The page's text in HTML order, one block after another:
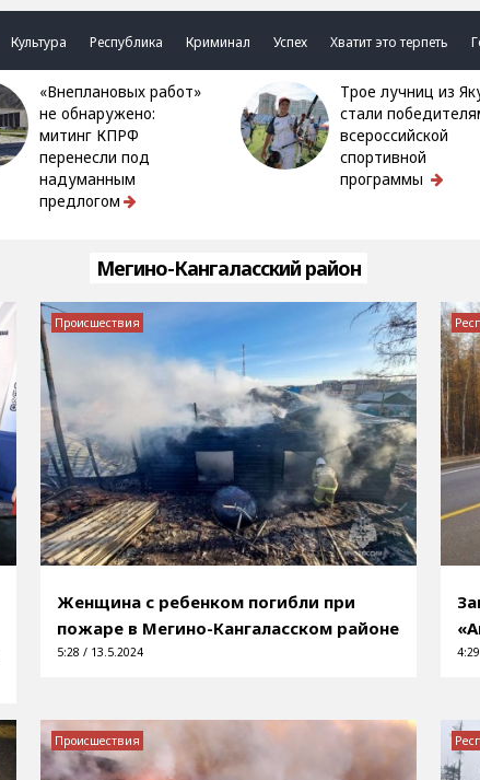
Культура Республика Криминал Успех Хватит это терпеть
«Внеплановых работ»
не обнаружено:
митинг КПРФ
перенесли под
надуманным
предлогом
Трое лучниц из Якутии
стали
всероссийской
спортивной
программы
Мегино-Кангаласский район
Женщина с ребенком погибли при
пожаре в Мегино-Кангаласском районе
5:28 / 13.5.2024
Происшествия
Происшествия